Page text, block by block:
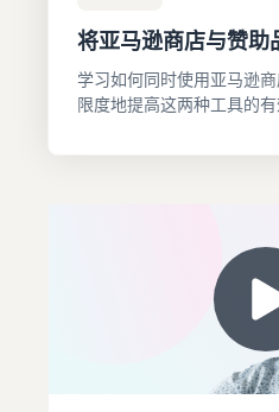
将亚马逊商店与赞助
学习如何同时使用亚马逊
限度地提高这两种工具的有